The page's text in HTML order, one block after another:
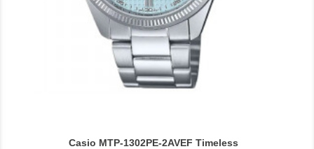
Casio MTP-1302PE-2AVEF Timeless